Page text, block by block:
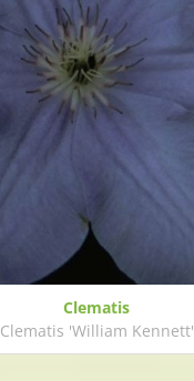
Clematis
Clematis 'William Kennett'